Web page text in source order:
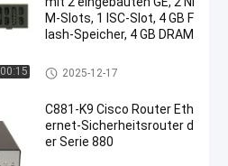
00:15
M-Slots, 1 ISC-Slot, 4 GB F
lash-Speicher, 4 GB DRAM
industrieller Netzfräser
2025-12-17
C881-K9 Cisco Router Eth
ernet-Sicherheitsrouter d
er Serie 880